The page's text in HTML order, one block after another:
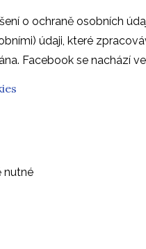
o ochraně osobních
údaji, které
Facebook se nachází
nutné